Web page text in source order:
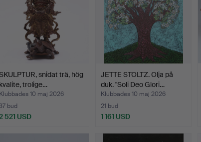
snidat trä, hög
trolige…
10 maj 2026
bud
521 USD
JETTE STOLTZ. Olja på
duk. "Soli Deo Glori…
Klubbades 10 maj 2026
21 bud
1 161 USD